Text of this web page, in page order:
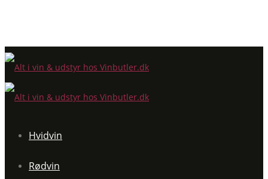
Hvidvin
Rødvin